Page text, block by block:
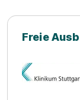
Freie